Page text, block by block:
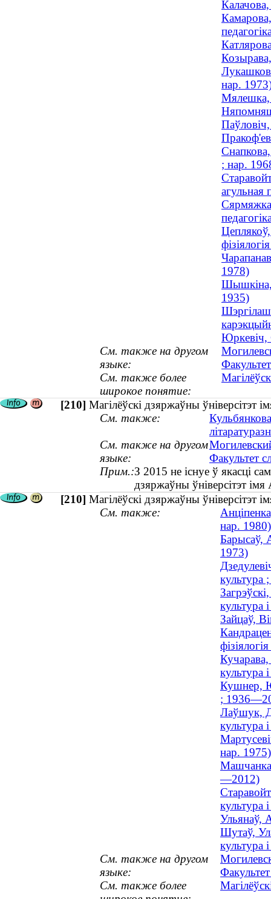
нар.
Мялешка,
; нар.
агульная
1978)
Шышкіна,
1935)
Юркевіч,
См. также на другом
языке:
См. также более
широкое понятие:
[210] Магілёўскі дзяржаўны ўніверсітэт
См. также:
См. также на другом
языке:
Факультет
Прим.:З 2015 не існуе ў якасці
дзяржаўны ўніверсітэт
[210] Магілёўскі дзяржаўны ўніверсітэт
См. также:
нар. 1980)
Барысаў,
1973)
культура
культура
Зайцаў,
Кучарава,
культура
Кушнер,
;
Лаўшук,
культура
нар. 1975)
Машчанка,
—2012)
культура
Ульянаў,
Шутаў,
культура
См. также на другом
языке:
См. также более